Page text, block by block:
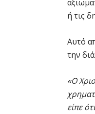
ή τις
Αυτό
την
«Ο
είπε